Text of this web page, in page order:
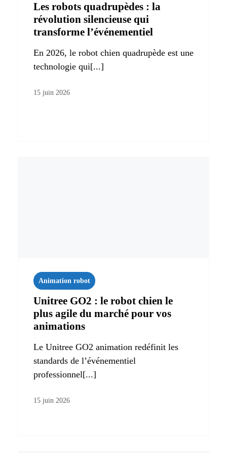
Les robots quadrupèdes : la
révolution silencieuse qui
transforme l’événementiel
En 2026, le robot chien quadrupède est une
technologie qui[...]
15 juin 2026
Animation robot
Unitree GO2 : le robot chien le
plus agile du marché pour vos
animations
Le Unitree GO2 animation redéfinit les
standards de l’événementiel
professionnel[...]
15 juin 2026